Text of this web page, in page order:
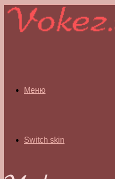
Меню
Switch skin